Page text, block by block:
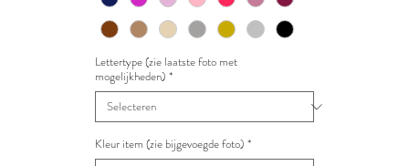
Lettertype (zie laatste foto met
mogelijkheden) *
Kleur item (zie bijgevoegde foto) *